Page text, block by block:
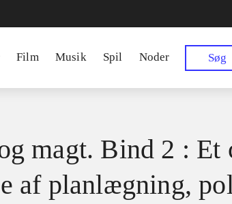
Film Musik Spil Noder Søg
magt. Bind 2 : Et
af planlægning,